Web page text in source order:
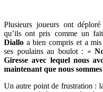
Plusieurs joueurs ont
qu’ils ont pris comme un
Diallo a bien compris et a
ses poulains au boulot : «
Giresse avec lequel nous
maintenant que nous
Un autre point de frustration :